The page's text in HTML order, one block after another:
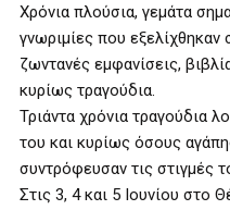
Χρόνια πλούσια, γεμάτα
γνωριμίες που
ζωντανές εμφανίσεις,
κυρίως τραγούδια.
Τριάντα χρόνια τραγούδια
του και κυρίως όσους
συντρόφευσαν τις στιγμές
Στις 3, 4 και 5 Ιουνίου στο